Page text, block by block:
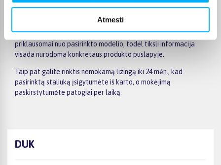
Atmesti
Patogus pirkimas ir pristatymas
Šoniniai staliukai pristatomi visoje Lietuvoje – tiesiai į namus ar
kitą pasirinktą vietą. Pristatymo terminas gali skirtis
priklausomai nuo pasirinkto modelio, todėl tiksli informacija
visada nurodoma konkretaus produkto puslapyje.
Taip pat galite rinktis nemokamą lizingą iki 24 mėn., kad
pasirinktą staliuką įsigytumėte iš karto, o mokėjimą
paskirstytumėte patogiai per laiką.
DUK